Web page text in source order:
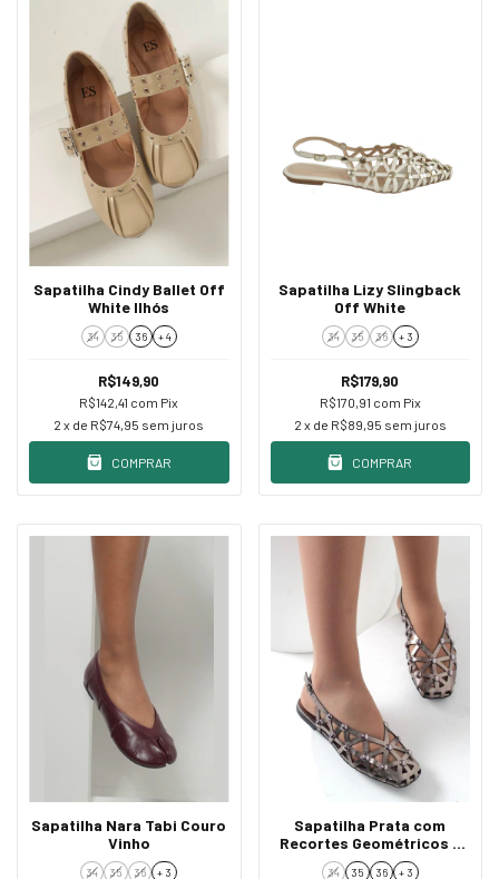
Sapatilha Cindy Ballet Off
White Ilhós
34 35 36 + 4
R$149,90
R$142,41 com Pix
2 x de R$74,95 sem juros
COMPRAR
Sapatilha Lizy Slingback
Off White
34 35 36 + 3
R$179,90
R$170,91 com Pix
2 x de R$89,95 sem juros
COMPRAR
Sapatilha Nara Tabi Couro
Vinho
34 35 36 + 3
Sapatilha Prata com
Recortes Geométricos e
Aplicações
34 35 36 + 3